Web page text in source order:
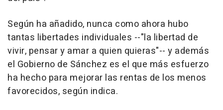
Según ha añadido, nunca como ahora hubo
tantas libertades individuales --"la libertad de
vivir, pensar y amar a quien quieras"-- y además
el Gobierno de Sánchez es el que más esfuerzo
ha hecho para mejorar las rentas de los menos
favorecidos, según indica.